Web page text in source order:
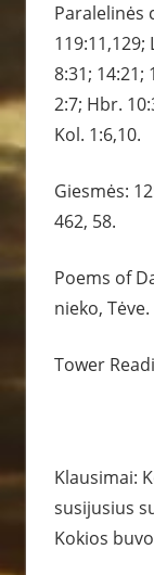
Paralelinės
119:11,129;
8:31; 14:21;
2:7; Hbr.
Kol. 1:6,10.
Giesmės:
462, 58.
Poems of
nieko, Tėve.
Tower
Klausimai:
susijusius
Kokios